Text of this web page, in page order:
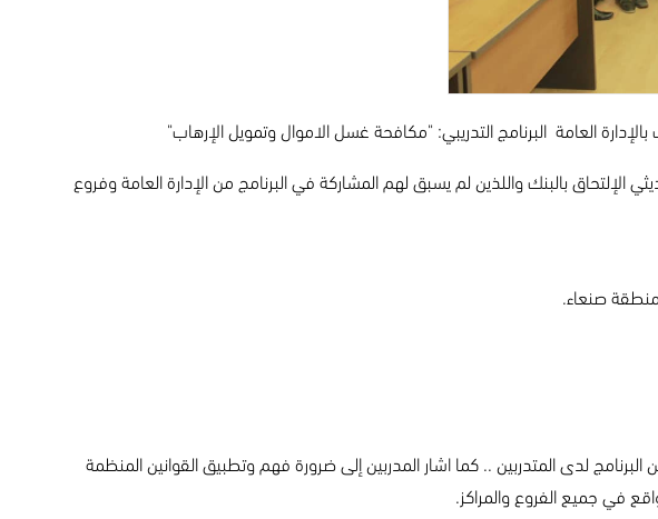
مستهدفا الموظفين حديثي الإلتحاق بالبنك واللذين لم يسبق لهم المشاركة في البرنامج من الإدارة العامة وفروع
منطقة صنعاء.
لدى المتدربين .. كما اشار المدربين إلى ضرورة فهم وتطبيق القوانين المنظمة
في جميع الفروع والمراكز.